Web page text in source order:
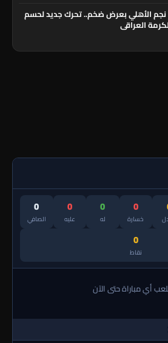
نجم الأهلي بعرض ضخم.. تحرك جديد لحسم
العراقي
0
خسارة
0
له
0
عليه
0
الصافي
0
نقاط
أي مباراة حتى الآن